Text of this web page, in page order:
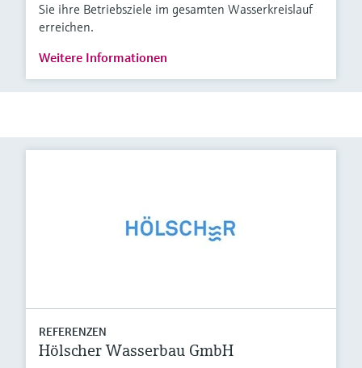
Sie ihre Betriebsziele im gesamten Wasserkreislauf
erreichen.
Weitere Informationen
REFERENZEN
Hölscher Wasserbau GmbH